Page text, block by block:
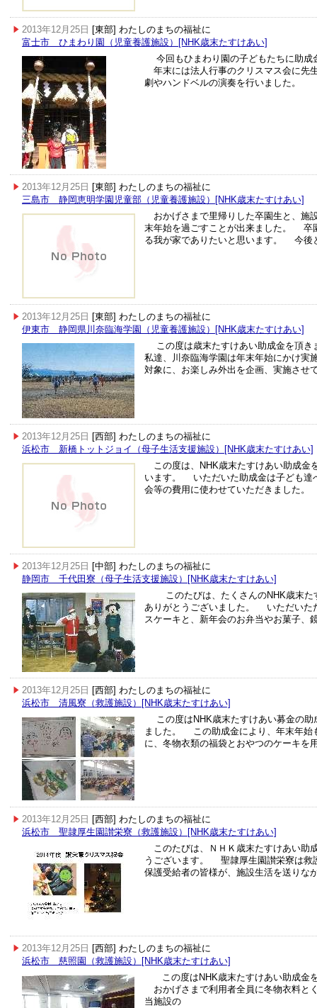
2013年12月25日 [東部] わたしのまちの福祉に
富士市 ひまわり園（児童養護施設）[NHK歳末たすけあい]
今回もひまわり園の子どもたちに助成
年末には法人行事のクリスマス会に先
劇やハンドベルの演奏を行いました。
2013年12月25日 [東部] わたしのまちの福祉に
三島市 静岡恵明学園児童部（児童養護施設）[NHK歳末たすけあい]
おかげさまで里帰りした卒園生と、施
末年始を過ごすことが出来ました。 卒
る我が家でありたいと思います。 今後
2013年12月25日 [東部] わたしのまちの福祉に
伊東市 静岡県川奈臨海学園（児童養護施設）[NHK歳末たすけあい]
この度は歳末たすけあい助成金を頂
私達、川奈臨海学園は年末年始にかけ実
対象に、お楽しみ外出を企画、実施させ
2013年12月25日 [西部] わたしのまちの福祉に
浜松市 新橋トットジョイ（母子生活支援施設）[NHK歳末たすけあい]
この度は、NHK歳末たすけあい助成金
います。 いただいた助成金は子ども達
会等の費用に使わせていただきました
2013年12月25日 [中部] わたしのまちの福祉に
静岡市 千代田寮（母子生活支援施設）[NHK歳末たすけあい]
このたびは、たくさんのNHK歳末た
ありがとうございました。 いただいた
スケーキと、新年会のお弁当やお菓子、
2013年12月25日 [西部] わたしのまちの福祉に
浜松市 清風寮（救護施設）[NHK歳末たすけあい]
この度はNHK歳末たすけあい募金の助
ました。 この助成金により、年末年始
に、冬物衣類の福袋とおやつのケーキを
2013年12月25日 [西部] わたしのまちの福祉に
浜松市 聖隷厚生園讃栄寮（救護施設）[NHK歳末たすけあい]
このたびは、ＮＨＫ歳末たすけあい助
うございます。 聖隷厚生園讃栄寮は救
保護受給者の皆様が、施設生活を送りな
2013年12月25日 [西部] わたしのまちの福祉に
浜松市 慈照園（救護施設）[NHK歳末たすけあい]
この度はNHK歳末たすけあい助成金
おかげさまで利用者全員に冬物衣料
当施設の